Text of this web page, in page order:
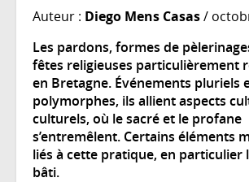
Auteur : Diego Mens Casas/
Les pardons, formes de
fêtes religieuses particulièrement
en Bretagne. Événements pluriels
polymorphes, ils allient aspects
culturels, où le sacré et le profane
s’entremêlent. Certains éléments
liés à cette pratique, en particulier
bâti.